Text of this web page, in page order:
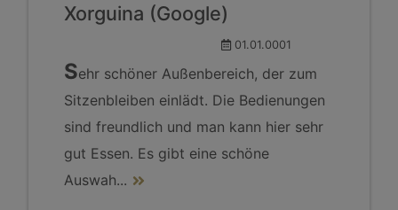
Xorguina (Google)
01.01.0001
Sehr schöner Außenbereich, der zum
Sitzenbleiben einlädt. Die Bedienungen
sind freundlich und man kann hier sehr
gut Essen. Es gibt eine schöne
Auswah...